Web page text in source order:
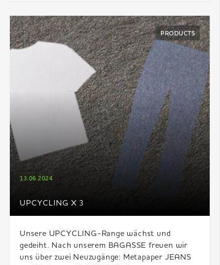
UPCYCLING X 3
13.06.2024
PRODUCTS
Unsere UPCYCLING-Range wächst und
gedeiht. Nach unserem BAGASSE freuen wir
uns über zwei Neuzugänge: Metapaper JEANS